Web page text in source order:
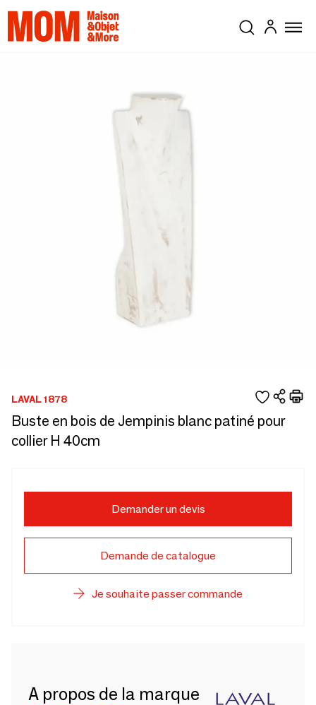
LAVAL 1878
Buste en bois de Jempinis blanc patiné pour
collier H 40cm
Demander un devis
Demande de catalogue
Je souhaite passer commande
A propos de la marque